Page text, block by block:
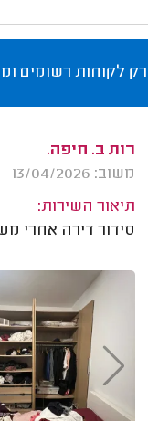
רק לקוחות רשומים
רות ב. חיפה.
משוב: 13/04/2026
תיאור השירות:
סידור דירה אחרי